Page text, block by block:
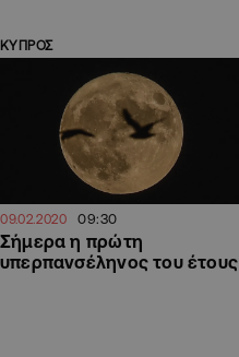
ΚΥΠΡΟΣ
09.02.2020 09:30
Σήμερα η πρώτη
υπερπανσέληνος του έτους